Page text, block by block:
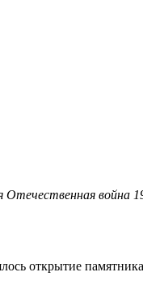
Отечественная война
открытие